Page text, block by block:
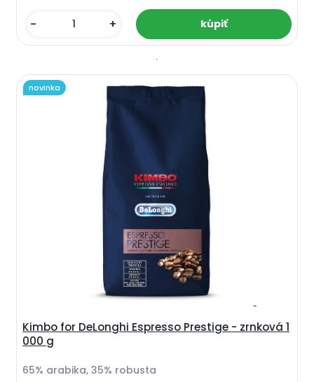
- +
Kimbo for DeLonghi Espresso Prestige - zrnková 1
000 g
65% arabika, 35% robusta
novinka